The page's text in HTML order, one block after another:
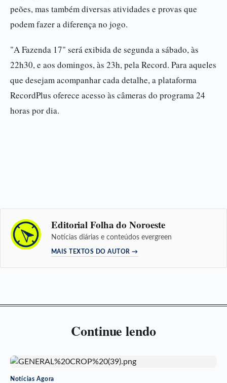
peões, mas também diversas atividades e provas que
podem fazer a diferença no jogo.
"A Fazenda 17" será exibida de segunda a sábado, às
22h30, e aos domingos, às 23h, pela Record. Para aqueles
que desejam acompanhar cada detalhe, a plataforma
RecordPlus oferece acesso às câmeras do programa 24
horas por dia.
Editorial Folha do Noroeste
Notícias diárias e conteúdos evergreen
MAIS TEXTOS DO AUTOR →
Continue lendo
Notícias Agora